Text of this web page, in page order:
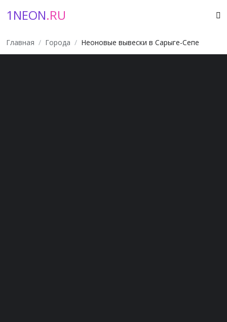
1NEON.RU
Главная Города Неоновые вывески в Сарыге-Сепе